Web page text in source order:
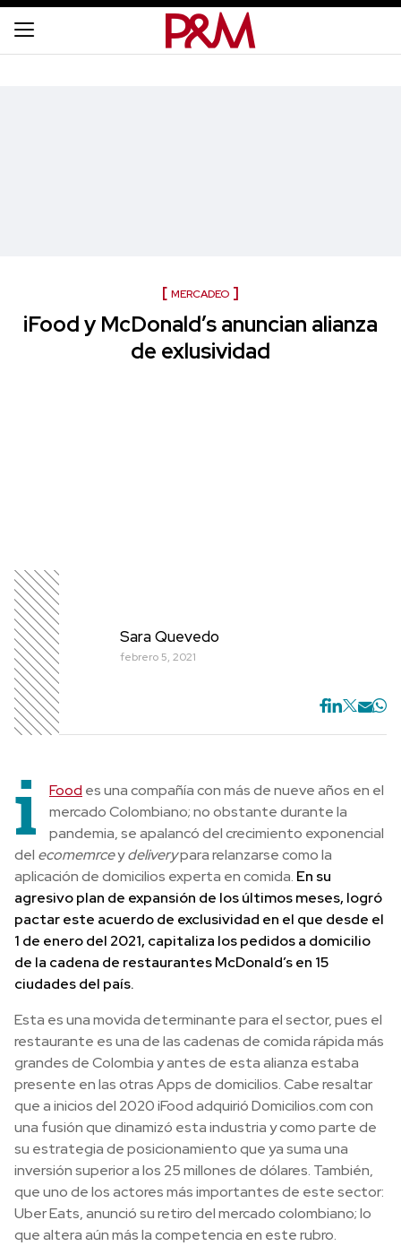
MERCADEO
iFood y McDonald’s anuncian alianza
de exlusividad
Sara Quevedo
febrero 5, 2021
i Food es una compañía con más de nueve años en el
mercado Colombiano; no obstante durante la
pandemia, se apalancó del crecimiento exponencial
del ecomemrceydeliverypara relanzarse como la
aplicación de domicilios experta en comida. En su
agresivo plan de expansión de los últimos meses, logró
pactar este acuerdo de exclusividad en el que desde el
1 de enero del 2021, capitaliza los pedidos a domicilio
de la cadena de restaurantes McDonald’s en 15
ciudades del país.
Esta es una movida determinante para el sector, pues el
restaurante es una de las cadenas de comida rápida más
grandes de Colombia y antes de esta alianza estaba
presente en las otras Apps de domicilios. Cabe resaltar
que a inicios del 2020 iFood adquirió Domicilios.com con
una fusión que dinamizó esta industria y como parte de
su estrategia de posicionamiento que ya suma una
inversión superior a los 25 millones de dólares. También,
que uno de los actores más importantes de este sector:
Uber Eats, anunció su retiro del mercado colombiano; lo
que altera aún más la competencia en este rubro.